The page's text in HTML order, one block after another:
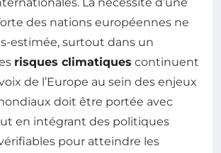
des nations européennes ne
estimée, surtout dans un
risques climatiques continuent
de l’Europe au sein des enjeux
doit être portée avec
en intégrant des politiques
pour atteindre les